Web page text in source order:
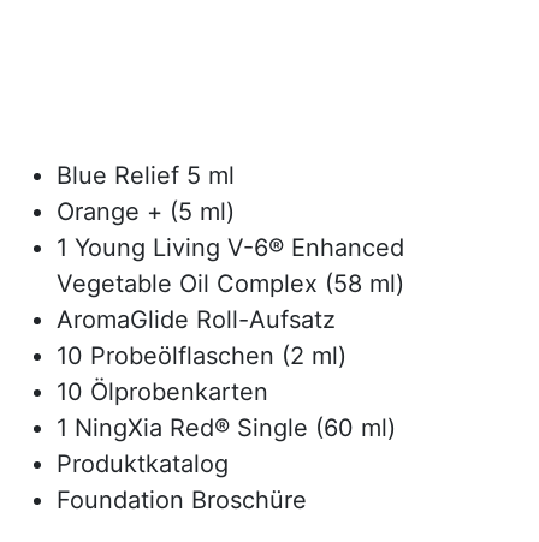
Blue Relief 5 ml
Orange + (5 ml)
1 Young Living V-6® Enhanced
Vegetable Oil Complex (58 ml)
AromaGlide Roll-Aufsatz
10 Probeölflaschen (2 ml)
10 Ölprobenkarten
1 NingXia Red® Single (60 ml)
Produktkatalog
Foundation Broschüre